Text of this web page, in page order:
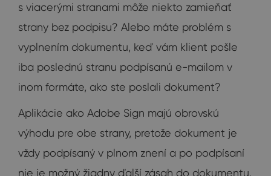
s viacerými stranami môže niekto zamieňať
strany bez podpisu? Alebo máte problém s
vyplnením dokumentu, keď vám klient pošle
iba poslednú stranu podpísanú e-mailom v
inom formáte, ako ste poslali dokument?
Aplikácie ako Adobe Sign majú obrovskú
výhodu pre obe strany, pretože dokument je
vždy podpísaný v plnom znení a po podpísaní
nie je možný žiadny ďalší zásah do dokumentu.